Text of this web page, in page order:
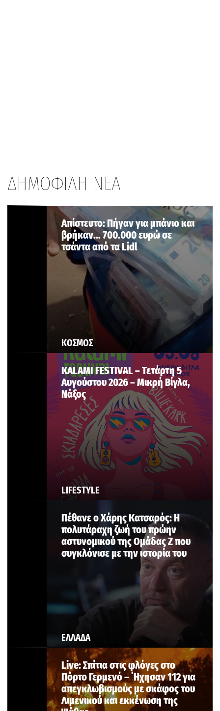
ΔΗΜΟΦΙΛΗ ΝΕΑ
ΚΟΣΜΟΣ
Aπίστευτο: Πήγαν για μπάνιο και
βρήκαν… 700.000 ευρώ σε
τσάντα από τα Lidl
LIFESTYLE
KALAMI FESTIVAL – Τετάρτη 5
Αυγούστου 2026 – Μικρή Βίγλα,
Νάξος
ΕΛΛΑΔΑ
Πέθανε ο Χάρης Κατσαρός: Η
πολυτάραχη ζωή του πρώην
αστυνομικού της Ομάδας Ζ που
συγκλόνισε με την ιστορία του
Live: Σπίτια στις φλόγες στο
Πόρτο Γερμενό – ΄Ηχησαν 112 για
απεγκλωβισμούς με σκάφος του
Λιμενικού και εκκένωση της